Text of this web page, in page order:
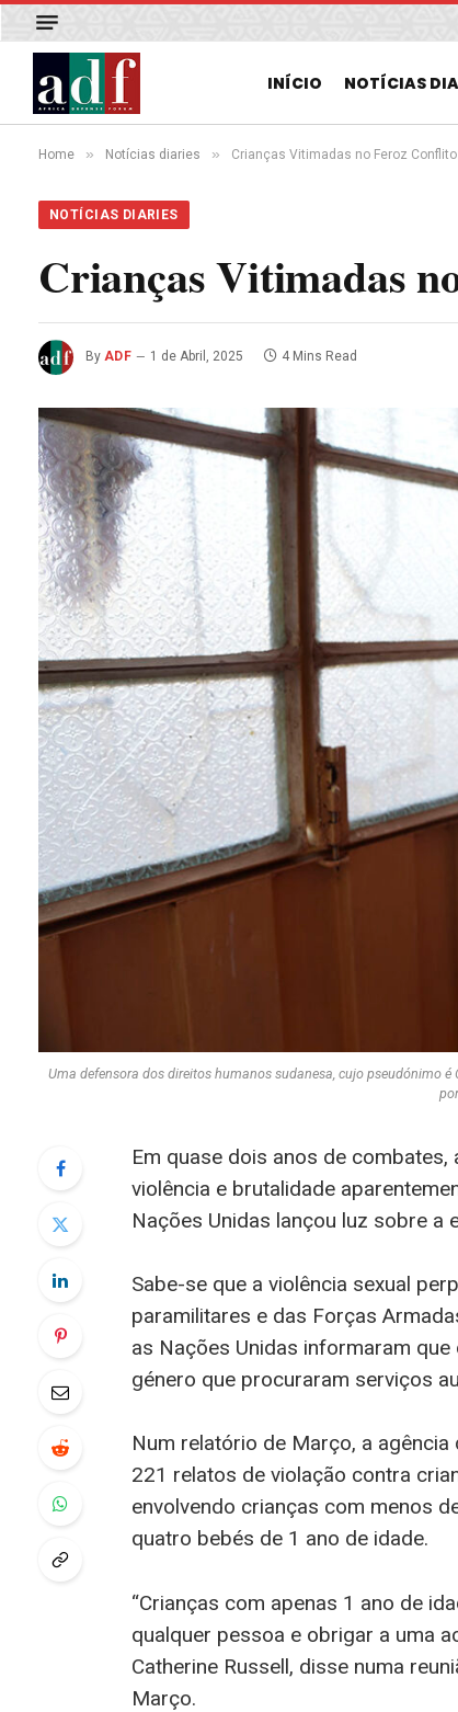
INÍCIO NOTÍCIAS
Home » Notícias diaries » Crianças Vitimadas no Feroz
NOTÍCIAS DIARIES
Crianças Vitimadas
By ADF 1 de Abril, 2025 4 Mins Read
Uma defensora dos direitos humanos sudanesa, cujo pseudónimo
Em quase dois anos de
violência e brutalidade
Nações Unidas lançou luz sobre a
Sabe-se que a violência sexual
paramilitares e das Forças
as Nações Unidas informaram
género que procuraram serviços
Num relatório de Março, a
221 relatos de violação contra
envolvendo crianças com menos
quatro bebés de 1 ano de idade.
“Crianças com apenas 1 ano de
qualquer pessoa e obrigar a uma
Catherine Russell, disse numa
Março.